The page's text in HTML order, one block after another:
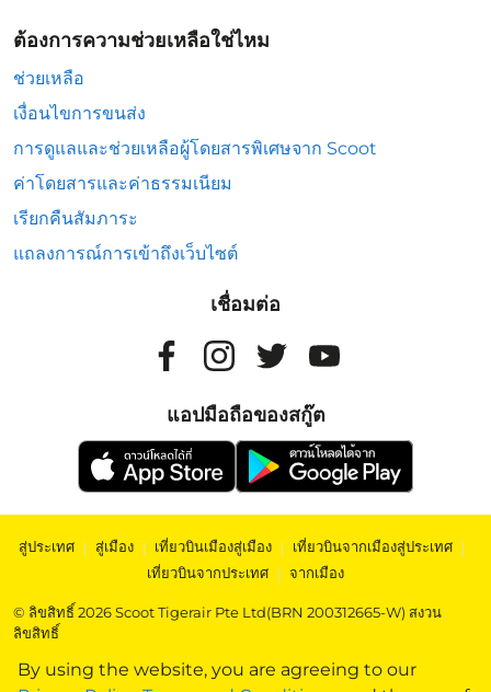
By using the website, you are agreeing to our
ต้องการความช่วยเหลือใช่ไหม
ช่วยเหลือ
เงื่อนไขการขนส่ง
การดูแลและช่วยเหลือผู้โดยสารพิเศษจาก Scoot
ค่าโดยสารและค่าธรรมเนียม
เรียกคืนสัมภาระ
แถลงการณ์การเข้าถึงเว็บไซต์
เชื่อมต่อ
แอปมือถือของสกู๊ต
สู่ประเทศ | สู่เมือง | เที่ยวบินเมืองสู่เมือง | เที่ยวบินจากเมืองสู่ประเทศ |
เที่ยวบินจากประเทศ | จากเมือง
© ลิขสิทธิ์ 2026 Scoot Tigerair Pte Ltd(BRN 200312665-W) สงวน
ลิขสิทธิ์